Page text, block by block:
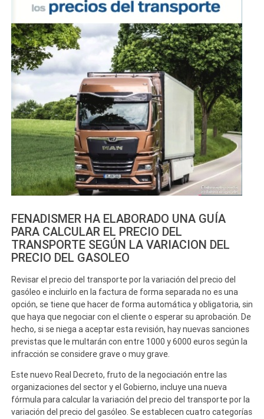
FENADISMER HA ELABORADO UNA GUÍA
PARA CALCULAR EL PRECIO DEL
TRANSPORTE SEGÚN LA VARIACION DEL
PRECIO DEL GASOLEO
Revisar el precio del transporte por la variación del precio del
gasóleo e incluirlo en la factura de forma separada no es una
opción, se tiene que hacer de forma automática y obligatoria, sin
que haya que negociar con el cliente o esperar su aprobación. De
hecho, si se niega a aceptar esta revisión, hay nuevas sanciones
previstasque le multarán con entre 1000 y 6000 euros según la
infracción se considere grave o muy grave.
Este nuevo Real Decreto, fruto de la negociación entre las
organizaciones del sector y el Gobierno, incluye una nueva
fórmula para calcular la variación del precio del transporte por la
variación del precio del gasóleo. Se establecen cuatro categorías